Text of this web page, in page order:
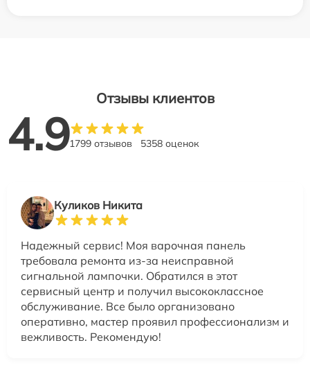
Отзывы клиентов
4.91799 отзывов 5358 оценок
Куликов Никита
Надежный сервис! Моя варочная панель
требовала ремонта из-за неисправной
сигнальной лампочки. Обратился в этот
сервисный центр и получил высококлассное
обслуживание. Все было организовано
оперативно, мастер проявил профессионализм и
вежливость. Рекомендую!